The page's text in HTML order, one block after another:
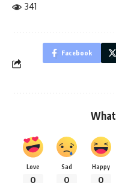
341
Facebook
Love
0
Sad
0
Happy
0